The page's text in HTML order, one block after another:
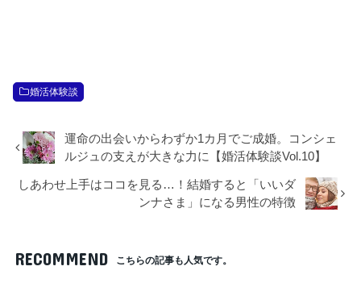
婚活体験談
運命の出会いからわずか1カ月でご成婚。コンシェ
ルジュの支えが大きな力に【婚活体験談Vol.10】
しあわせ上手はココを見る…！結婚すると「いいダ
ンナさま」になる男性の特徴
RECOMMEND こちらの記事も人気です。